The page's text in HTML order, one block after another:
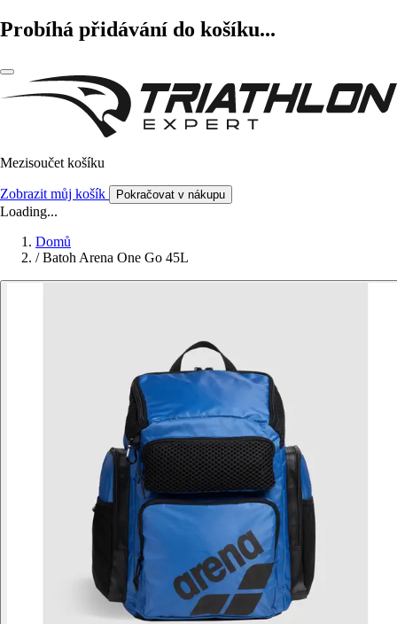
Probíhá přidávání do košíku...
Mezisoučet košíku
Zobrazit můj košík Pokračovat v nákupu
Loading...
Domů
/ Batoh Arena One Go 45L